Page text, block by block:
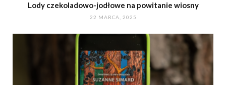
Lody czekoladowo-jodłowe na powitanie wiosny
22 MARCA, 2025